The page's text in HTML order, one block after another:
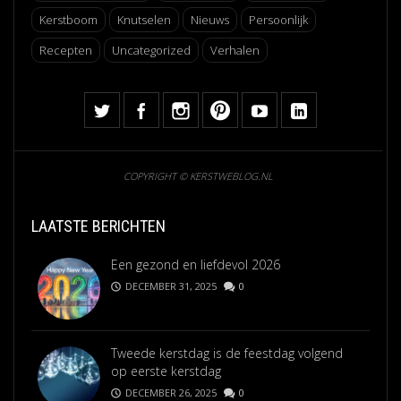
Kerstboom
Knutselen Nieuws
Persoonlijk
Recepten
Uncategorized Verhalen
COPYRIGHT © KERSTWEBLOG.NL
LAATSTE BERICHTEN
Een gezond en liefdevol 2026
DECEMBER 31, 2025 0
Tweede kerstdag is de feestdag volgend
op eerste kerstdag
DECEMBER 26, 2025 0